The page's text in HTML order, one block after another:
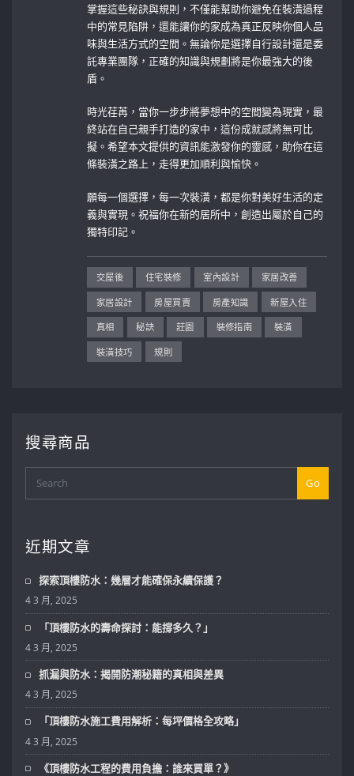
掌握這些秘訣與規則，不僅能幫助你避免在裝潢過程
中的常見陷阱，還能讓你的家成為真正反映你個人品
味與生活方式的空間。無論你是選擇自行設計還是委
託專業團隊，正確的知識與規劃將是你最強大的後
盾。
時光荏苒，當你一步步將夢想中的空間變為現實，最
終站在自己親手打造的家中，這份成就感將無可比
擬。希望本文提供的資訊能激發你的靈感，助你在這
條裝潢之路上，走得更加順利與愉快。
願每一個選擇，每一次裝潢，都是你對美好生活的定
義與實現。祝福你在新的居所中，創造出屬於自己的
獨特印記。
交屋後 住宅裝修 室內設計 家居改善
家居設計 房屋買賣 房產知識 新屋入住
真相 秘訣 莊園 裝修指南 裝潢
裝潢技巧 規則
搜尋商品
Go
近期文章
探索頂樓防水：幾層才能確保永續保護？
4 3 月, 2025
「頂樓防水的壽命探討：能撐多久？」
4 3 月, 2025
抓漏與防水：揭開防潮秘籍的真相與差異
4 3 月, 2025
「頂樓防水施工費用解析：每坪價格全攻略」
4 3 月, 2025
《頂樓防水工程的費用負擔：誰來買單？》